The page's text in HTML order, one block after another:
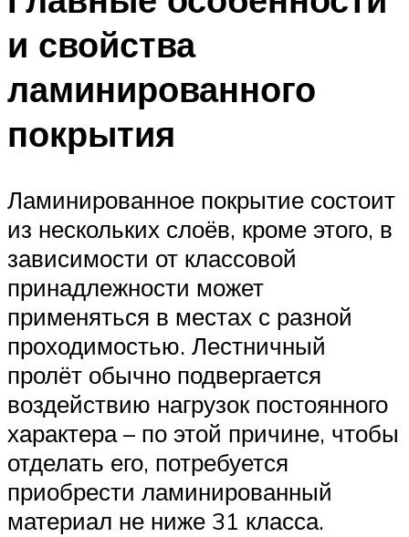
и свойства
ламинированного
покрытия
Ламинированное покрытие состоит
из нескольких слоёв, кроме этого, в
зависимости от классовой
принадлежности может
применяться в местах с разной
проходимостью. Лестничный
пролёт обычно подвергается
воздействию нагрузок постоянного
характера – по этой причине, чтобы
отделать его, потребуется
приобрести ламинированный
материал не ниже 31 класса.